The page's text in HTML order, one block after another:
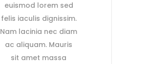
euismod lorem sed
felis iaculis dignissim.
Nam lacinia nec diam
ac aliquam. Mauris
sit amet massa